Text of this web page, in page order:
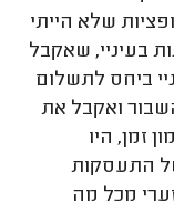
שלא הייתי
בעיניי, שאקבל
ביחס לתשלום
ואקבל את
זמן, היו
התעסקות
מכל מה